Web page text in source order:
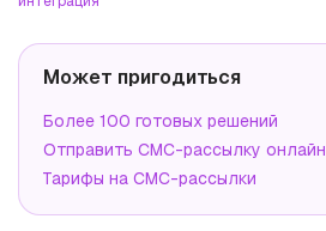
Может пригодиться
Более 100 готовых решений
Отправить СМС-рассылку онлайн
Тарифы на СМС-рассылки